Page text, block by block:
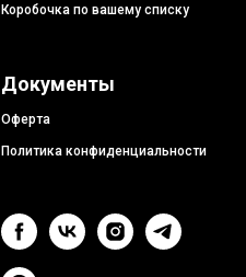
Коробочка по вашему списку
Документы
Оферта
Политика конфиденциальности